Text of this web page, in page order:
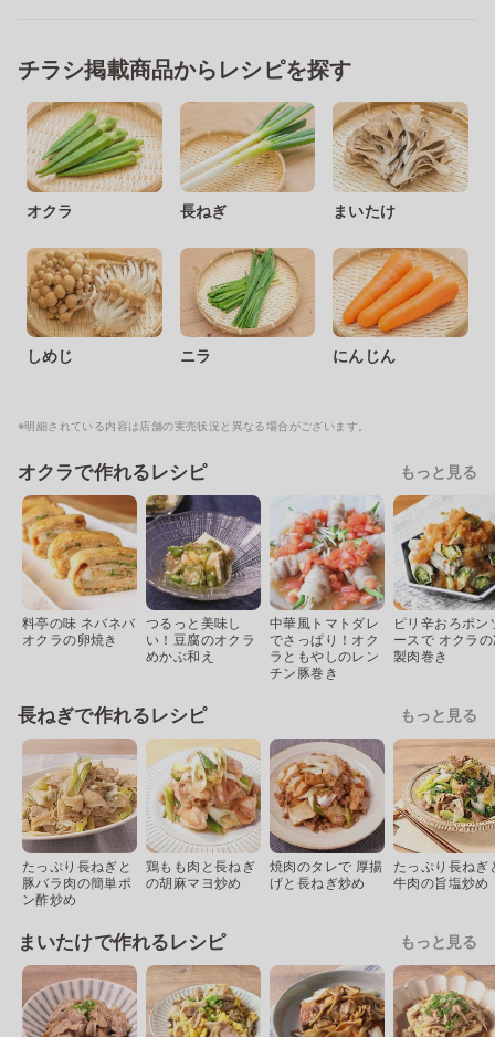
チラシ掲載商品からレシピを探す
オクラ 長ねぎ まいたけ
しめじ ニラ にんじん
※明細されている内容は店舗の実売状況と異なる場合がございます。
オクラで作れるレシピ もっと見る
料亭の味 ネバネバ
オクラの卵焼き
つるっと美味し
い！豆腐のオクラ
めかぶ和え
中華風トマトダレ
でさっぱり！オク
ラともやしのレン
チン豚巻き
ピリ辛おろポン
ースで オクラ
製肉巻き
長ねぎで作れるレシピ もっと見る
たっぷり長ねぎと
豚バラ肉の簡単ポ
ン酢炒め
鶏もも肉と長ねぎ
の胡麻マヨ炒め
焼肉のタレで 厚揚
げと長ねぎ炒め
たっぷり長ねぎ
牛肉の旨塩炒め
まいたけで作れるレシピ もっと見る